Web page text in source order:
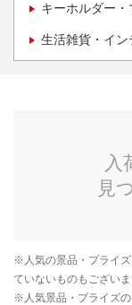
キーホルダー
生活雑貨・イン